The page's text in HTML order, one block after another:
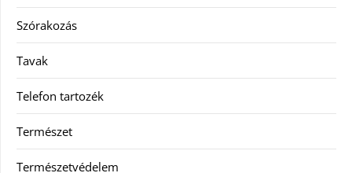
Szórakozás
Tavak
Telefon tartozék
Természet
Természetvédelem